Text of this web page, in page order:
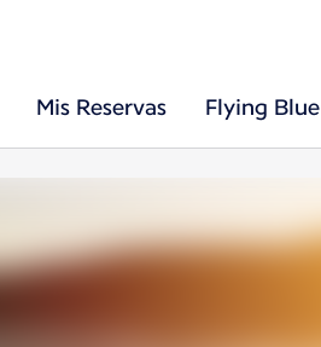
Mis Reservas Flying Blue